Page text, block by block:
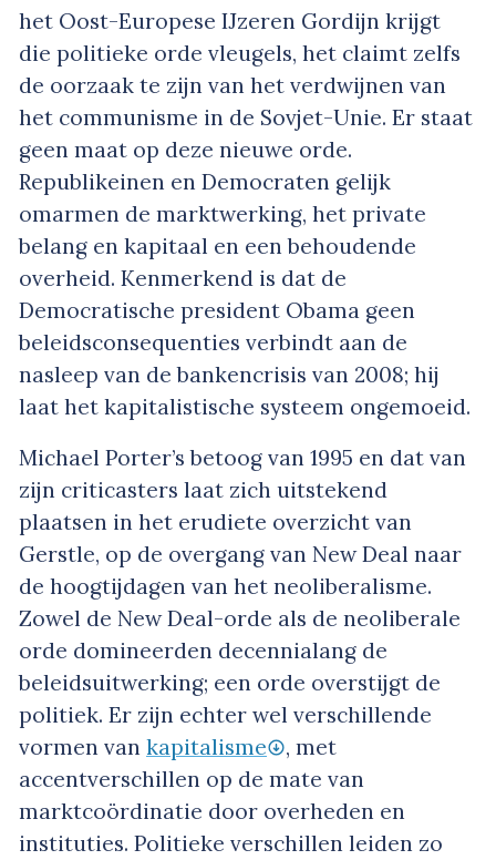
het Oost-Europese IJzeren Gordijn krijgt
die politieke orde vleugels, het claimt zelfs
de oorzaak te zijn van het verdwijnen van
het communisme in de Sovjet-Unie. Er staat
geen maat op deze nieuwe orde.
Republikeinen en Democraten gelijk
omarmen de marktwerking, het private
belang en kapitaal en een behoudende
overheid. Kenmerkend is dat de
Democratische president Obama geen
beleidsconsequenties verbindt aan de
nasleep van de bankencrisis van 2008; hij
laat het kapitalistische systeem ongemoeid.
Michael Porter’s betoog van 1995 en dat van
zijn criticasters laat zich uitstekend
plaatsen in het erudiete overzicht van
Gerstle, op de overgang van New Deal naar
de hoogtijdagen van het neoliberalisme.
Zowel de New Deal-orde als de neoliberale
orde domineerden decennialang de
beleidsuitwerking; een orde overstijgt de
politiek. Er zijn echter wel verschillende
vormen van kapitalisme
, met
accentverschillen op de mate van
marktcoördinatie door overheden en
instituties. Politieke verschillen leiden zo